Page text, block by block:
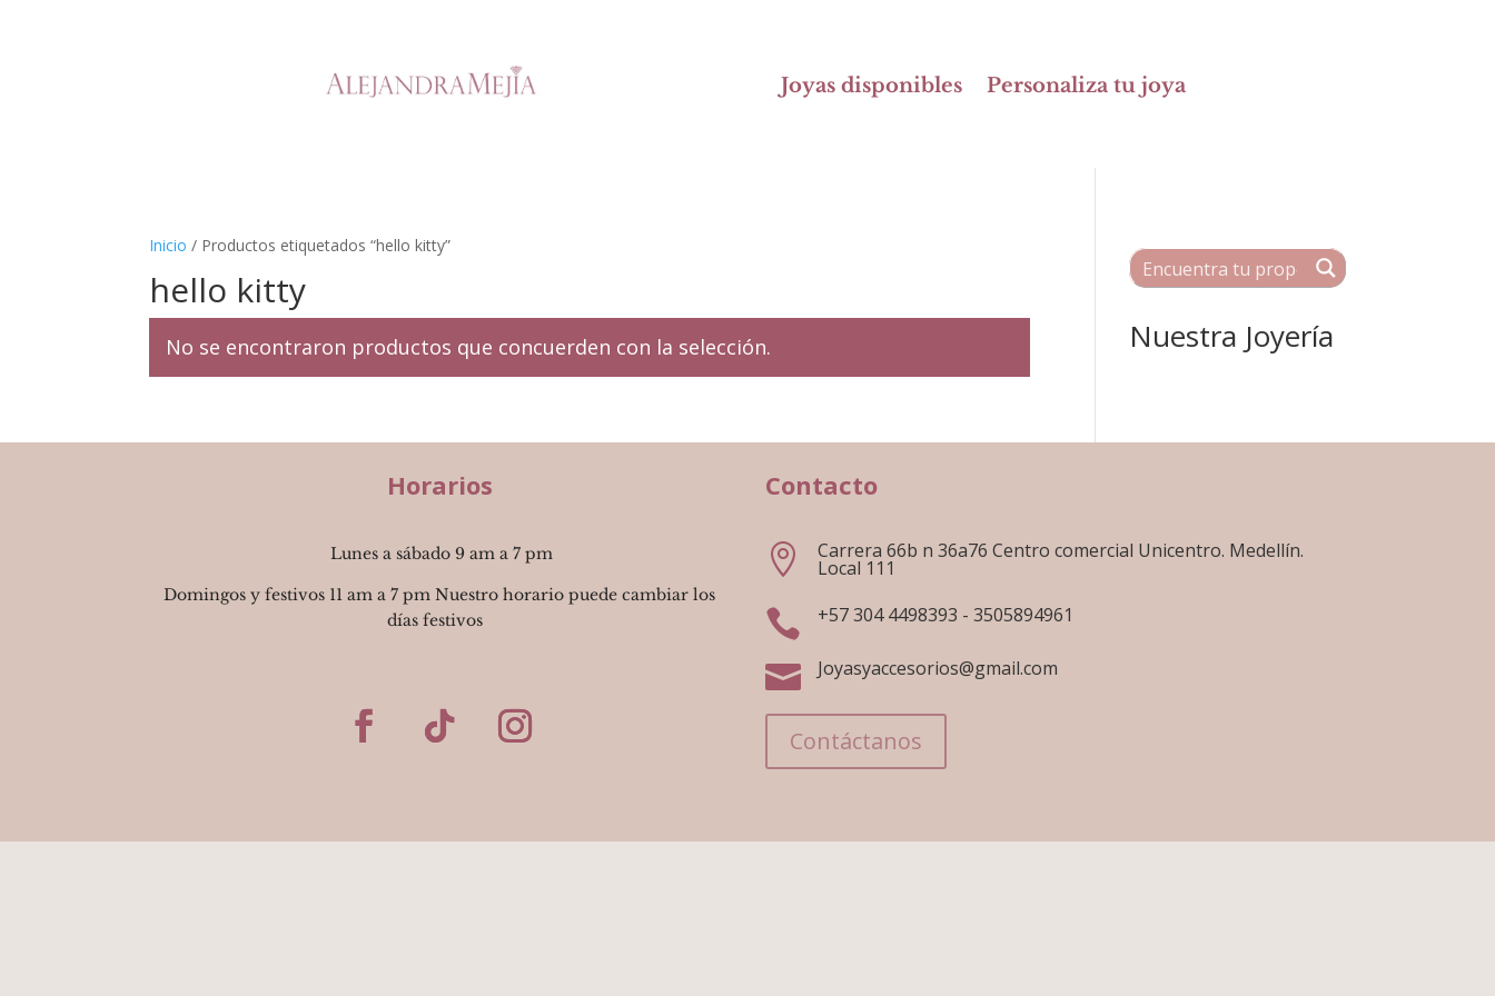
Joyas disponibles Personaliza tu joya
Inicio / Productos etiquetados “hello kitty”
hello kitty
No se encontraron productos que concuerden con la selección. Nuestra Joyería
Horarios
Lunes a sábado 9 am a 7 pm
Domingos y festivos 11 am a 7 pm Nuestro horario puede cambiar los
días festivos
Contacto
 Carrera 66b n 36a76 Centro comercial Unicentro. Medellín.
Local 111
 +57 304 4498393 - 3505894961
 Joyasyaccesorios@gmail.com
Contáctanos